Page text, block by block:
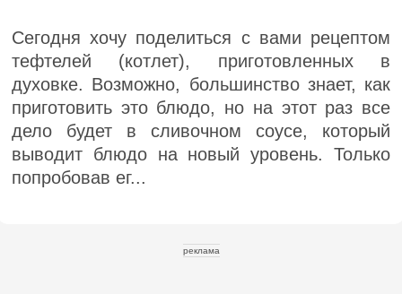
Сегодня хочу поделиться с вами рецептом
тефтелей (котлет), приготовленных в
духовке. Возможно, большинство знает, как
приготовить это блюдо, но на этот раз все
дело будет в сливочном соусе, который
выводит блюдо на новый уровень. Только
попробовав ег...
реклама